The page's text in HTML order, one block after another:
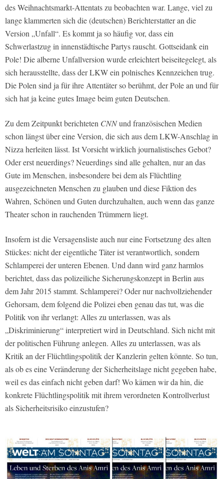
des Weihnachtsmarkt-Attentats zu beobachten war. Lange, viel zu
lange klammerten sich die (deutschen) Berichterstatter an die
Version „Unfall“. Es kommt ja so häufig vor, dass ein
Schwerlastzug in innenstädtische Partys rauscht. Gottseidank ein
Pole! Die alberne Unfallversion wurde erleichtert beiseitegelegt, als
sich herausstellte, dass der LKW ein polnisches Kennzeichen trug.
Die Polen sind ja für ihre Attentäter so berühmt, der Pole an und für
sich hat ja keine gutes Image beim guten Deutschen.
Zu dem Zeitpunkt berichteten CNNund französischen Medien
schon längst über eine Version, die sich aus dem LKW-Anschlag in
Nizza herleiten lässt. Ist Vorsicht wirklich journalistisches Gebot?
Oder erst neuerdings? Neuerdings sind alle gehalten, nur an das
Gute im Menschen, insbesondere bei dem als Flüchtling
ausgezeichneten Menschen zu glauben und diese Fiktion des
Wahren, Schönen und Guten durchzuhalten, auch wenn das ganze
Theater schon in rauchenden Trümmern liegt.
Insofern ist die Versagensliste auch nur eine Fortsetzung des alten
Stückes: nicht der eigentliche Täter ist verantwortlich, sondern
Schlamperei der unteren Ebenen. Und dann wird ganz harmlos
berichtet, dass das polizeiliche Sicherungskonzept in Berlin aus
dem Jahr 2015 stammt. Schlamperei? Oder nur nachvollziehender
Gehorsam, dem folgend die Polizei eben genau das tut, was die
Politik von ihr verlangt: Alles zu unterlassen, was als
„Diskriminierung“ interpretiert wird in Deutschland. Sich nicht mit
der politischen Führung anlegen. Alles zu unterlassen, was als
Kritik an der Flüchtlingspolitik der Kanzlerin gelten könnte. So tun,
als ob es eine Veränderung der Sicherheitslage nicht gegeben habe,
weil es das einfach nicht geben darf! Wo kämen wir da hin, die
konkrete Flüchtlingspolitik mit ihrem verordneten Kontrollverlust
als Sicherheitsrisiko einzustufen?